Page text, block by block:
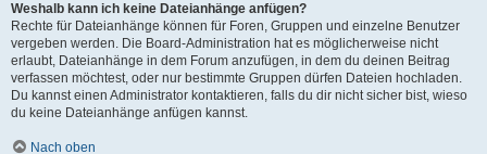
Weshalb kann ich keine Dateianhänge anfügen?
Rechte für Dateianhänge können für Foren, Gruppen und einzelne Benutzer
vergeben werden. Die Board-Administration hat es möglicherweise nicht
erlaubt, Dateianhänge in dem Forum anzufügen, in dem du deinen Beitrag
verfassen möchtest, oder nur bestimmte Gruppen dürfen Dateien hochladen.
Du kannst einen Administrator kontaktieren, falls du dir nicht sicher bist, wieso
du keine Dateianhänge anfügen kannst.
Nach oben